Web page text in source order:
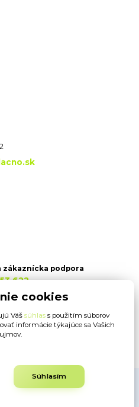
zákaznícka podpora
622
hod.)
si vyhradzuje právo na typografické
cookies
Váš súhlas s použitím súborov
informácie týkajúce sa Vašich
Súhlasím